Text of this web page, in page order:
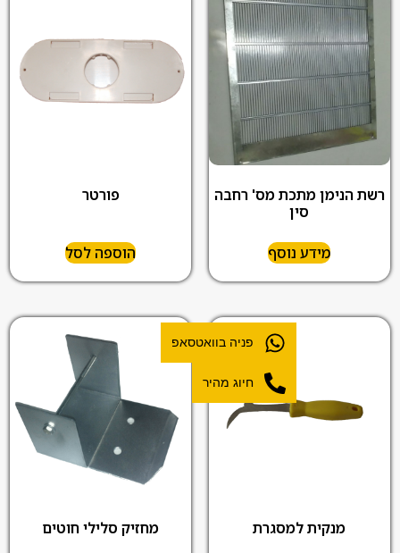
רשת הנימן מתכת מס' רחבה
סין
מידע נוסף
פורטר
הוספה לסל
מנקית למסגרת מחזיק סלילי חוטים
פניה בוואטסאפ
חיוג מהיר